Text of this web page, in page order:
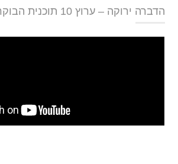
הדברה ירוקה – ערוץ 10 תוכנית הבוקר